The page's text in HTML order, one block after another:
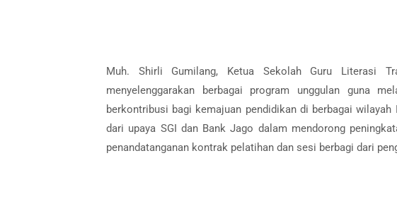
Muh. Shirli Gumilang, Ketua Sekolah Guru Literasi
menyelenggarakan berbagai program unggulan guna
berkontribusi bagi kemajuan pendidikan di berbagai
dari upaya SGI dan Bank Jago dalam mendorong
penandatanganan kontrak pelatihan dan sesi berbagi dari